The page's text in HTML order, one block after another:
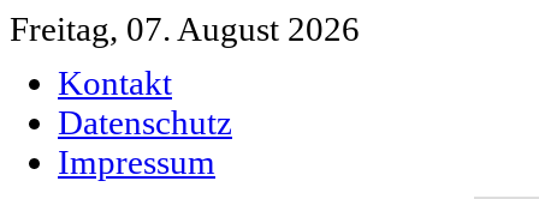
Freitag, 07. August 2026
Kontakt
Datenschutz
Impressum